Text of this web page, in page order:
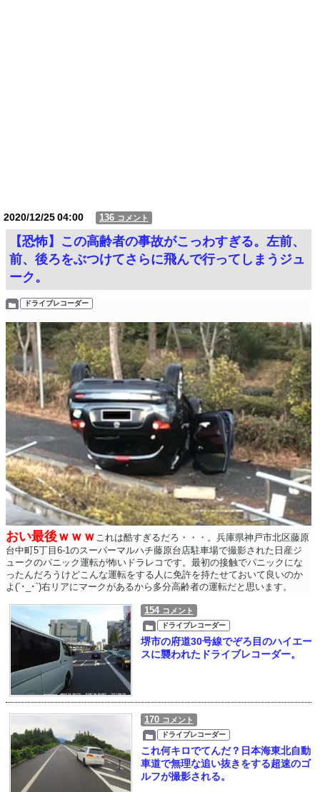
2020/12/2504:00 136 コメント
【恐怖】この高齢者の事故がこっわすぎる。左前、
前、後ろをぶつけてさらに飛んで行ってしまうジュ
ーク。
ドライブレコーダー
おい最後ｗｗｗ これは酷すぎるだろ・・・。兵庫県神戸市北区藤原
台中町5丁目6-1のスーパーマルハチ藤原台店駐車場で撮影された日産ジ
ュークのパニック運転が怖いドラレコです。最初の接触でパニックにな
ったんだろうけどこんな運転をする人に免許を持たせておいて良いのか
よ(´･_･`)右リアにマークがあるから多分高齢者の運転だと思います。
154 コメント
ドライブレコーダー
堺市の府道30号線でぞろ目のハイエー
スに襲われたドライブレコーダー。
170 コメント
ドライブレコーダー
これ何キロでてんだ？日本海東北自動
車道で無理な追い抜きをする超速のゴ
ルフが撮影される。